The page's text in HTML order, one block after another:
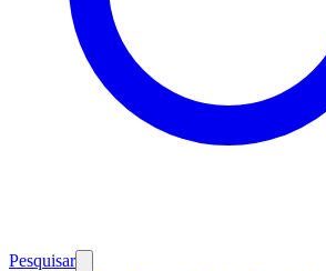
Pesquisar